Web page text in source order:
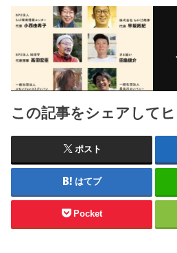
この記事をシェアして
ポスト
はてブ
Pocket